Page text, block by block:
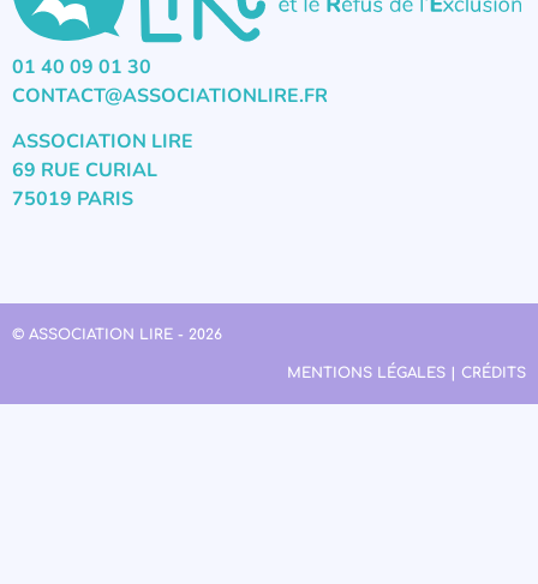
01 40 09 01 30
CONTACT@ASSOCIATIONLIRE.FR
ASSOCIATION LIRE
69 RUE CURIAL
75019 PARIS
© ASSOCIATION LIRE - 2026
MENTIONS LÉGALES | CRÉDITS